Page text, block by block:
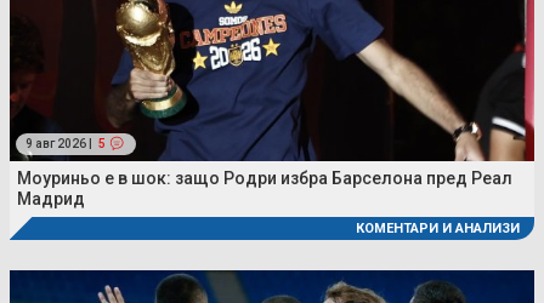
9 авг 2026 | 5
Моуриньо е в шок: защо Родри избра Барселона пред Реал
Мадрид
КОМЕНТАРИ И АНАЛИЗИ